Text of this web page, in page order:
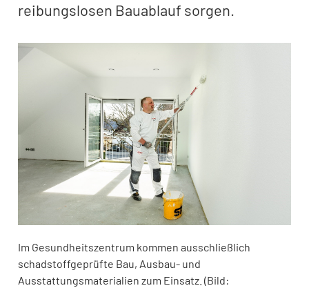
reibungslosen Bauablauf sorgen.
Im Gesundheitszentrum kommen ausschließlich
schadstoffgeprüfte Bau, Ausbau- und
Ausstattungsmaterialien zum Einsatz. (Bild: